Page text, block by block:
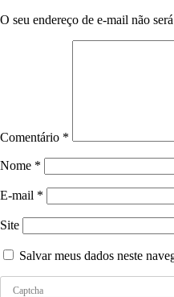
O seu endereço de e-mail não
Comentário *
Nome *
E-mail *
Site
Salvar meus dados neste
Captcha